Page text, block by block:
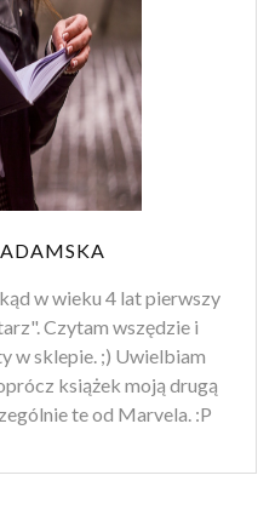
w wieku 4 lat pierwszy
Czytam wszędzie i
w sklepie. ;) Uwielbiam
książek moją drugą
te od Marvela. :P